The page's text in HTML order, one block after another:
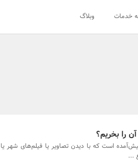
خدمات وبلاگ
را بخریم؟
است که با دیدن تصاویر یا فیلم‌های شهر یا
...